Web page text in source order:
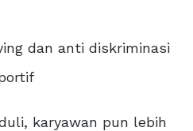
dan anti diskriminasi
karyawan pun lebih